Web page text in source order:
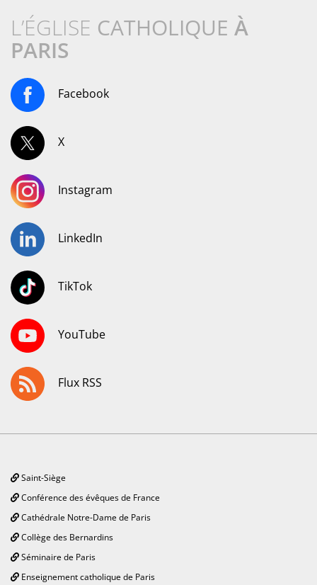
L’ÉGLISE CATHOLIQUE À
PARIS
Facebook
X
Instagram
LinkedIn
TikTok
YouTube
Flux RSS
Saint-Siège
Conférence des évêques de France
Cathédrale Notre-Dame de Paris
Collège des Bernardins
Séminaire de Paris
Enseignement catholique de Paris